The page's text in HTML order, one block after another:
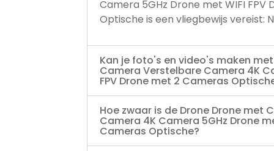
Camera 5GHz Drone met WIFI FPV
Optische is een vliegbewijs vereist:
Kan je foto's en video's maken
Camera Verstelbare Camera 4K
FPV Drone met 2 Cameras
Hoe zwaar is de Drone Drone met
Camera 4K Camera 5GHz Drone
Cameras Optische?